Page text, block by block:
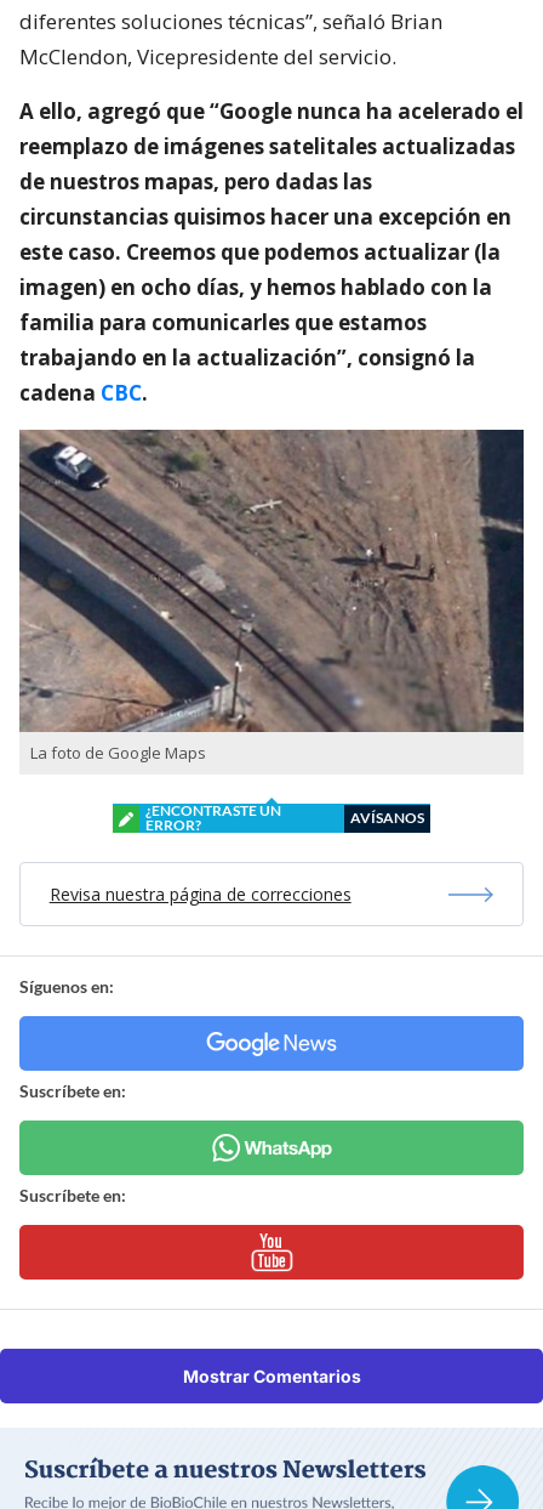
diferentes soluciones técnicas”, señaló Brian
McClendon, Vicepresidente del servicio.
A ello, agregó que “Google nunca ha acelerado el
reemplazo de imágenes satelitales actualizadas
de nuestros mapas, pero dadas las
circunstancias quisimos hacer una excepción en
este caso. Creemos que podemos actualizar (la
imagen) en ocho días, y hemos hablado con la
familia para comunicarles que estamos
trabajando en la actualización”, consignó la
cadena CBC.
La foto de Google Maps
¿ENCONTRASTE UN
ERROR?
AVÍSANOS
Revisa nuestra página de correcciones
Síguenos en:
Suscríbete en:
Suscríbete en:
Mostrar Comentarios